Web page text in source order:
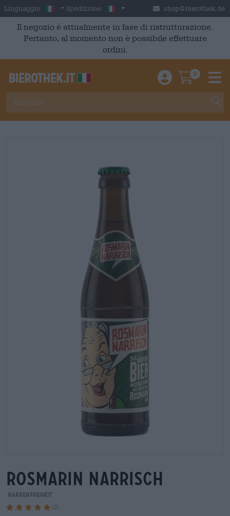
Skip to main content
Linguaggio: Italian
Spedizione: Italia shop@bierothek.de
Il negozio è attualmente in fase di ristrutturazione.
Pertanto, al momento non è possibile effettuare
ordini.
Einloggen /
0
rosmarin narrisch
Narrenfreiheit
(3)